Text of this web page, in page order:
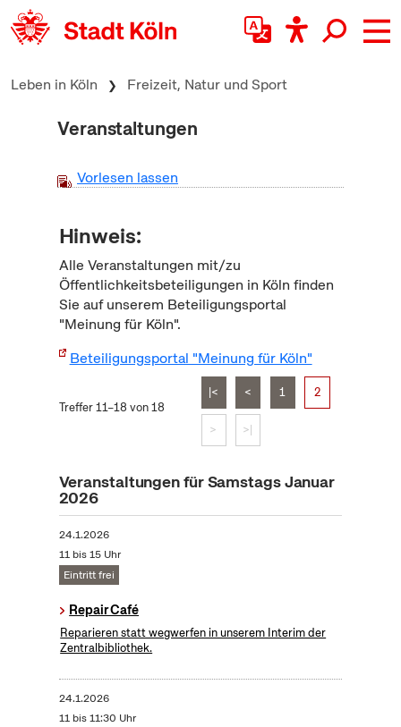
zum Inhalt springen
Leben in Köln Freizeit, Natur und Sport
Veranstaltungen
Vorlesen lassen
Hinweis:
Alle Veranstaltungen mit/zu
Öffentlichkeitsbeteiligungen in Köln finden
Sie auf unserem Beteiligungsportal
"Meinung für Köln".
Beteiligungsportal "Meinung für Köln"
Treffer 11–18 von 18
|< < 1 2
> >|
Veranstaltungen für Samstags Januar
2026
24.1.2026
11 bis 15 Uhr
Eintritt frei
Repair Café
Reparieren statt wegwerfen in unserem Interim der
Zentralbibliothek.
24.1.2026
11 bis 11:30 Uhr